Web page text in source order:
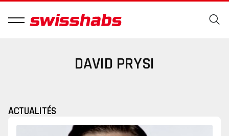
DAVID PRYSI
ACTUALITÉS